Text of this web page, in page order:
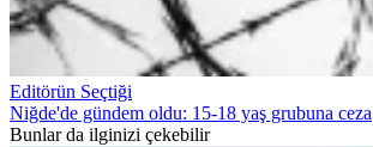
Editörün Seçtiği
Niğde'de gündem oldu: 15-18 yaş grubuna ceza
Bunlar da ilginizi çekebilir